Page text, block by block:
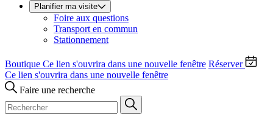
Planifier ma visite
Foire aux questions
Transport en commun
Stationnement
Boutique Ce lien s'ouvrira dans une nouvelle fenêtre Réserver
Ce lien s'ouvrira dans une nouvelle fenêtre
Faire une recherche